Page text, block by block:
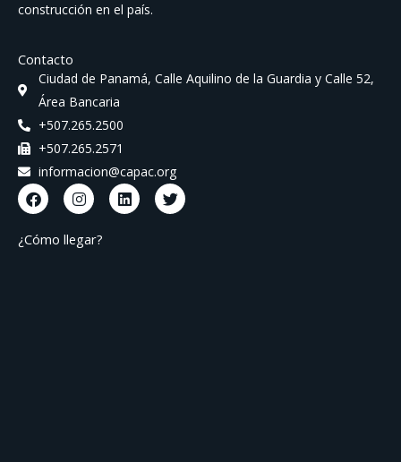
construcción en el país.
Contacto
Ciudad de Panamá, Calle Aquilino de la Guardia y Calle 52,
Área Bancaria
+507.265.2500
+507.265.2571
informacion@capac.org
F
a
c
e
b
I
n
s
t
a
L
i
n
T
w
i
¿Cómo llegar?